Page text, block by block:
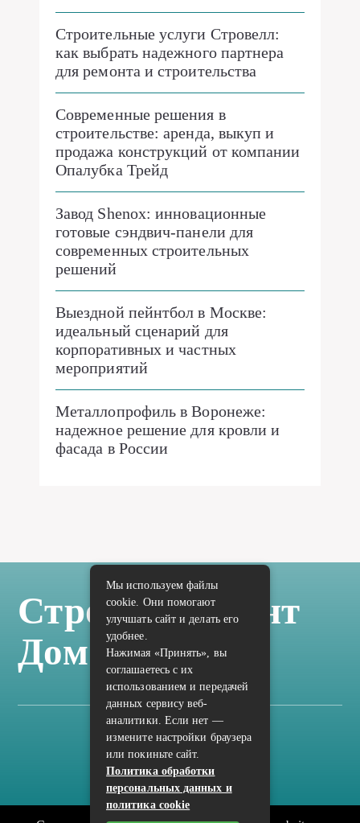
Строительные услуги Стровелл:
как выбрать надежного партнера
для ремонта и строительства
Современные решения в
строительстве: аренда, выкуп и
продажа конструкций от компании
Опалубка Трейд
Завод Shenox: инновационные
готовые сэндвич-панели для
современных строительных
решений
Выездной пейнтбол в Москве:
идеальный сценарий для
корпоративных и частных
мероприятий
Металлопрофиль в Воронеже:
надежное решение для кровли и
фасада в России
Стройка Ремонт
Дом Отделка
Карта сайта
Политика конфиденциальности
Мы используем файлы
cookie. Они помогают
улучшать сайт и делать его
удобнее.
Нажимая «Принять», вы
соглашаетесь с их
использованием и передачей
данных сервису веб-
аналитики. Если нет —
измените настройки браузера
или покиньте сайт.
Политика обработки
персональных данных и
политика cookie